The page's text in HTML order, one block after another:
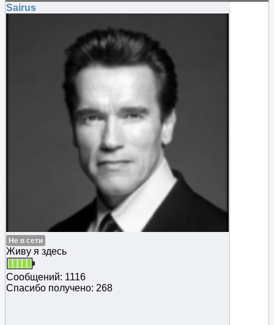
#124450
Sairus
Не в сети
Живу я здесь
Сообщений: 1116
Спасибо получено: 268